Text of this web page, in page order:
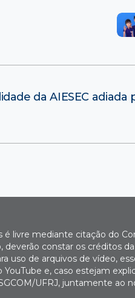
da AIESEC adiada
livre mediante citação do
constar os créditos
uso de arquivos de vídeo,
e, caso estejam
UFRJ, juntamente ao